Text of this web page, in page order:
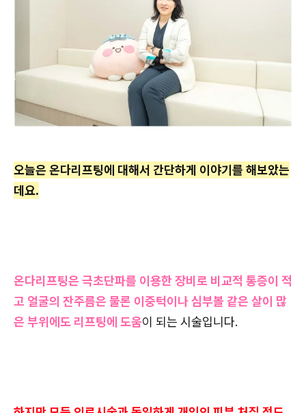
오늘은 온다리프팅에 대해서 간단하게 이야기를 해보았는
데요.
온다리프팅은 극초단파를 이용한 장비로 비교적 통증이 적
고 얼굴의 잔주름은 물론 이중턱이나 심부볼 같은 살이 많
은 부위에도 리프팅에 도움이 되는 시술입니다.